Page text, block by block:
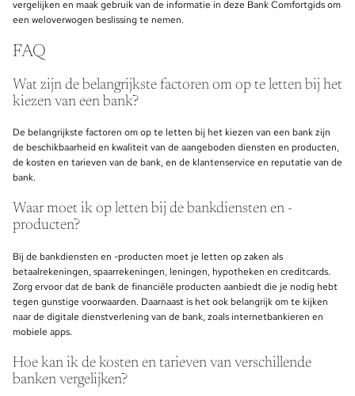
vergelijken en maak gebruik van de informatie in deze Bank Comfortgids om
een weloverwogen beslissing te nemen.
FAQ
Wat zijn de belangrijkste factoren om op te letten bij het
kiezen van een bank?
De belangrijkste factoren om op te letten bij het kiezen van een bank zijn
de beschikbaarheid en kwaliteit van de aangeboden diensten en producten,
de kosten en tarieven van de bank, en de klantenservice en reputatie van de
bank.
Waar moet ik op letten bij de bankdiensten en -
producten?
Bij de bankdiensten en -producten moet je letten op zaken als
betaalrekeningen, spaarrekeningen, leningen, hypotheken en creditcards.
Zorg ervoor dat de bank de financiële producten aanbiedt die je nodig hebt
tegen gunstige voorwaarden. Daarnaast is het ook belangrijk om te kijken
naar de digitale dienstverlening van de bank, zoals internetbankieren en
mobiele apps.
Hoe kan ik de kosten en tarieven van verschillende
banken vergelijken?